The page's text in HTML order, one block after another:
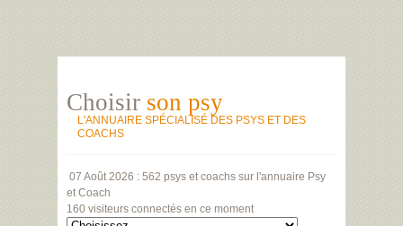
Choisir son psy
L'ANNUAIRE SPÉCIALISÉ DES PSYS ET DES
COACHS
07 Août 2026 : 562 psys et coachs sur l'annuaire Psy
et Coach
160 visiteurs connectés en ce moment